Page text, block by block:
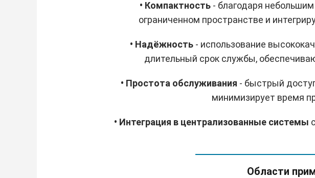
• Компактность - благодаря
ограниченном пространстве и
• Надёжность - использование
длительный срок службы,
• Простота обслуживания - быстрый
минимизирует время
• Интеграция в централизованные системы
Области